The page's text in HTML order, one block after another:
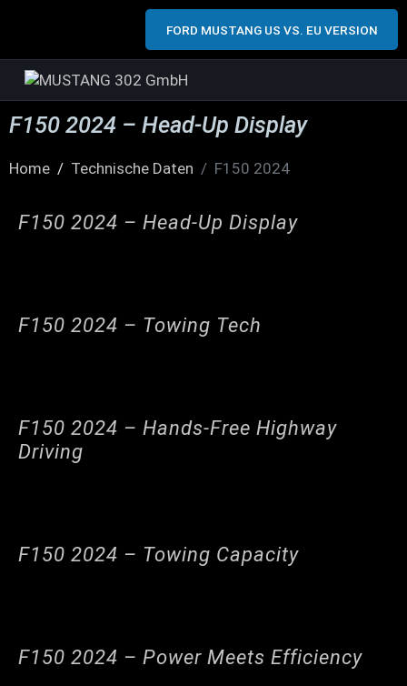
FORD MUSTANG US VS. EU VERSION
F150 2024 – Head-Up Display
Home Technische Daten F150 2024
F150 2024 – Head-Up Display
F150 2024 – Towing Tech
F150 2024 – Hands-Free Highway
Driving
F150 2024 – Towing Capacity
F150 2024 – Power Meets Efficiency